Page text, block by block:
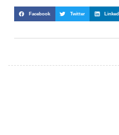
Facebook Twitter